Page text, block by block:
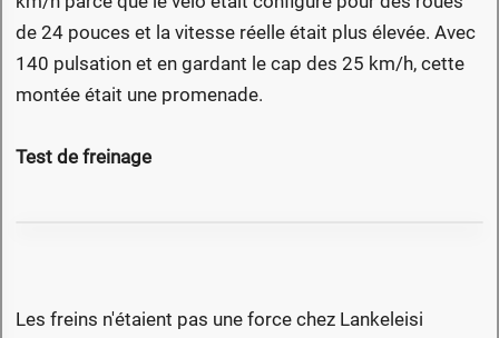
de 24 pouces et la vitesse réelle était plus élevée. Avec
140 pulsation et en gardant le cap des 25 km/h, cette
montée était une promenade.
Test de freinage
Les freins n'étaient pas une force chez Lankeleisi